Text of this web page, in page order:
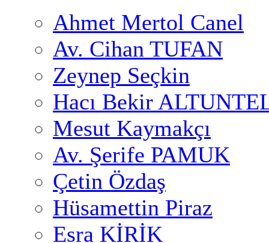
Ahmet Mertol Canel
Av. Cihan TUFAN
Zeynep Seçkin
Hacı Bekir
Mesut Kaymakçı
Av. Şerife PAMUK
Çetin Özdaş
Hüsamettin Piraz
Esra KİRİK